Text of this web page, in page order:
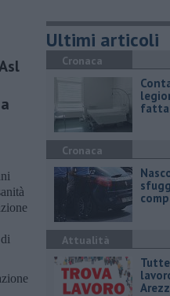
Ultimi articoli
Cronaca
fatta
Cronaca
Attualità